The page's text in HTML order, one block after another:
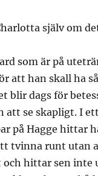
själv om
som är på
att han skall ha
blir dags för
att se skapligt. I
på Hagge hittar
tvinna runt utan
hittar sen inte